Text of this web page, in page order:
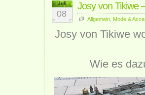
Juli
08
Josy von Tikiwe
Allgemein Mode &
Josy von Tikiwe
Wie es